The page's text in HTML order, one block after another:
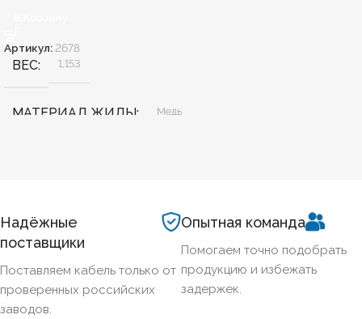
Артикул: 2678
ВЕС 1,153
МАТЕРИАЛ ЖИЛЫ Медь
ОГНЕСТОЙКИЙ
Надёжные
поставщики
Поставляем кабель только от
проверенных российских
заводов.
Опытная команда
Помогаем точно подобрать
продукцию и избежать
задержек.